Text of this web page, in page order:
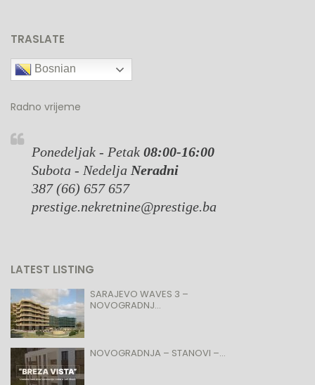
TRASLATE
Bosnian
Radno vrijeme
Ponedeljak - Petak 08:00-16:00
Subota - Nedelja Neradni
387 (66) 657 657
prestige.nekretnine@prestige.ba
LATEST LISTING
SARAJEVO WAVES 3 –
NOVOGRADNJ...
NOVOGRADNJA – STANOVI –...